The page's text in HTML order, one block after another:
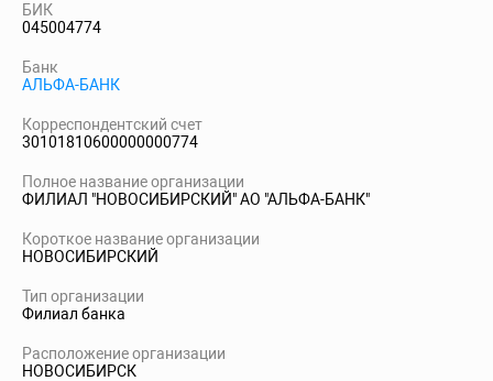
БИК
045004774
Банк
АЛЬФА-БАНК
Корреспондентский счет
30101810600000000774
Полное название организации
ФИЛИАЛ "НОВОСИБИРСКИЙ" АО "АЛЬФА-БАНК"
Короткое название организации
НОВОСИБИРСКИЙ
Тип организации
Филиал банка
Расположение организации
НОВОСИБИРСК